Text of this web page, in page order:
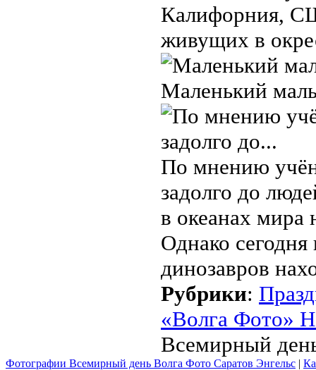
Калифорния,
живущих в
Маленький
По мнению
задолго до
в океанах мира
Однако
динозавров
Рубрики:
«Волга Фото»
Всемирный
Фотографии Всемирный день Волга Фото Саратов Энгельс |